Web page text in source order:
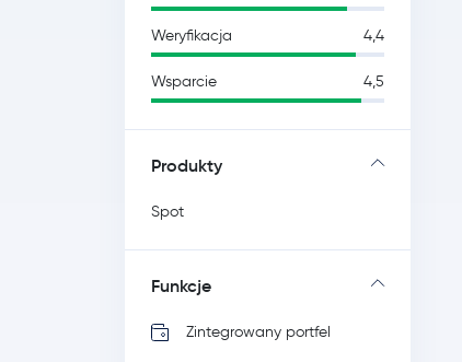
Weryfikacja 4,4
Wsparcie 4,5
Produkty
Spot
Funkcje
Zintegrowany portfel